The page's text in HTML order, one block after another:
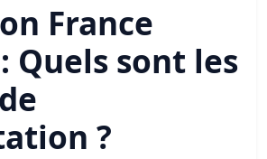
France
Quels sont les
?